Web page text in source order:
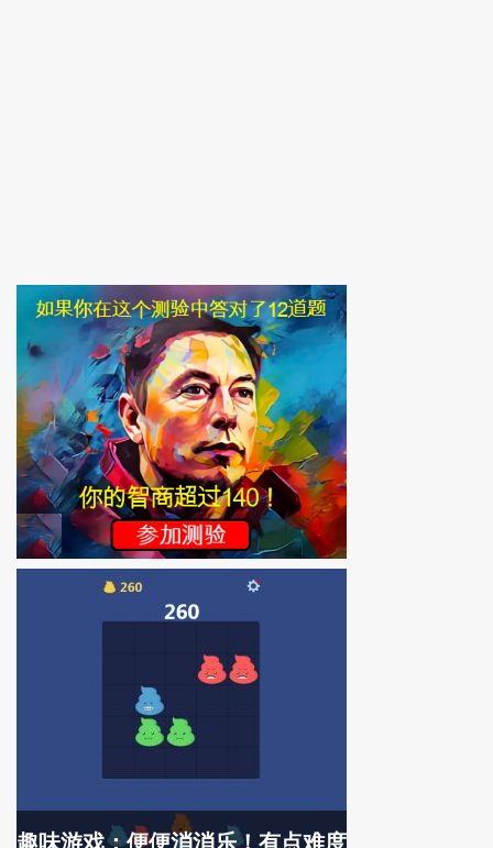
趣味游戏：便便消消乐！有点难度